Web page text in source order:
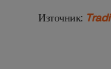
Източник: